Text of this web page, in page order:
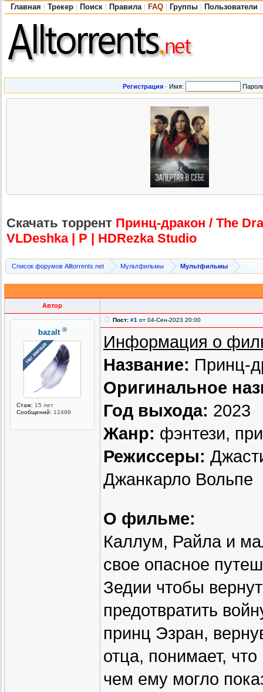
Главная Трекер Поиск Правила FAQ Группы Пользователи
Регистрация · Имя:
Скачать торрент Принц-дракон / The
VLDeshka | P | HDRezka Studio
Список форумов Alltorrents.net Мультфильмы Мультфильмы
Автор
bazalt ®
Стаж: 15 лет
Сообщений: 12499
Пост: #1 от 04-Сен-2023 20:00
Информация о
Название: Принц-
Оригинальное
Год выхода: 2023
Жанр: фэнтези,
Режиссеры:
Джанкарло Вольпе
О фильме:
Каллум, Райла и
свое опасное
Зедии чтобы
предотвратить
принц Эзран,
отца, понимает,
чем ему могло